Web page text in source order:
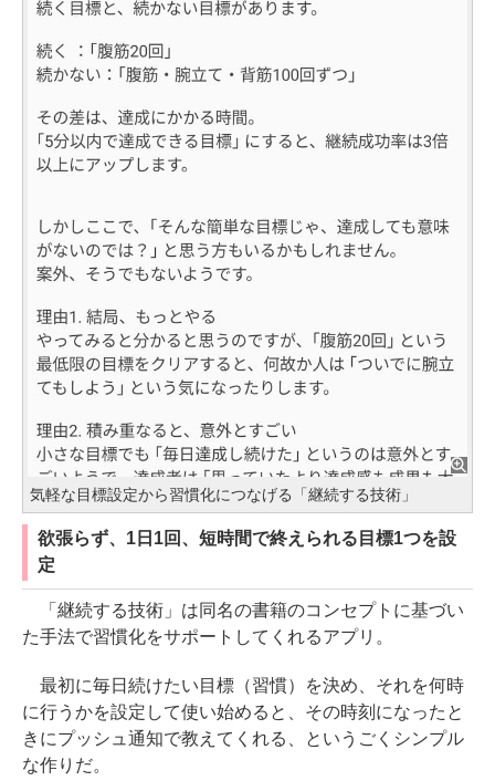
気軽な目標設定から習慣化につなげる「継続する技術」
欲張らず、1日1回、短時間で終えられる目標1つを設
定
「継続する技術」は同名の書籍のコンセプトに基づい
た手法で習慣化をサポートしてくれるアプリ。
最初に毎日続けたい目標（習慣）を決め、それを何時
に行うかを設定して使い始めると、その時刻になったと
きにプッシュ通知で教えてくれる、というごくシンプル
な作りだ。